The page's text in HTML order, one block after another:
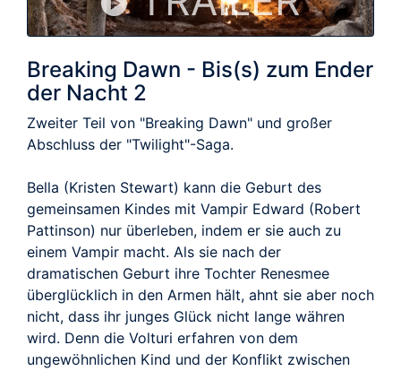
Breaking Dawn - Bis(s) zum Ender
der Nacht 2
Zweiter Teil von "Breaking Dawn" und großer
Abschluss der "Twilight"-Saga.
Bella (Kristen Stewart) kann die Geburt des
gemeinsamen Kindes mit Vampir Edward (Robert
Pattinson) nur überleben, indem er sie auch zu
einem Vampir macht. Als sie nach der
dramatischen Geburt ihre Tochter Renesmee
überglücklich in den Armen hält, ahnt sie aber noch
nicht, dass ihr junges Glück nicht lange währen
wird. Denn die Volturi erfahren von dem
ungewöhnlichen Kind und der Konflikt zwischen